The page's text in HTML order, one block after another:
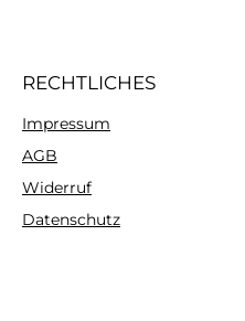
RECHTLICHES
Impressum
AGB
Widerruf
Datenschutz